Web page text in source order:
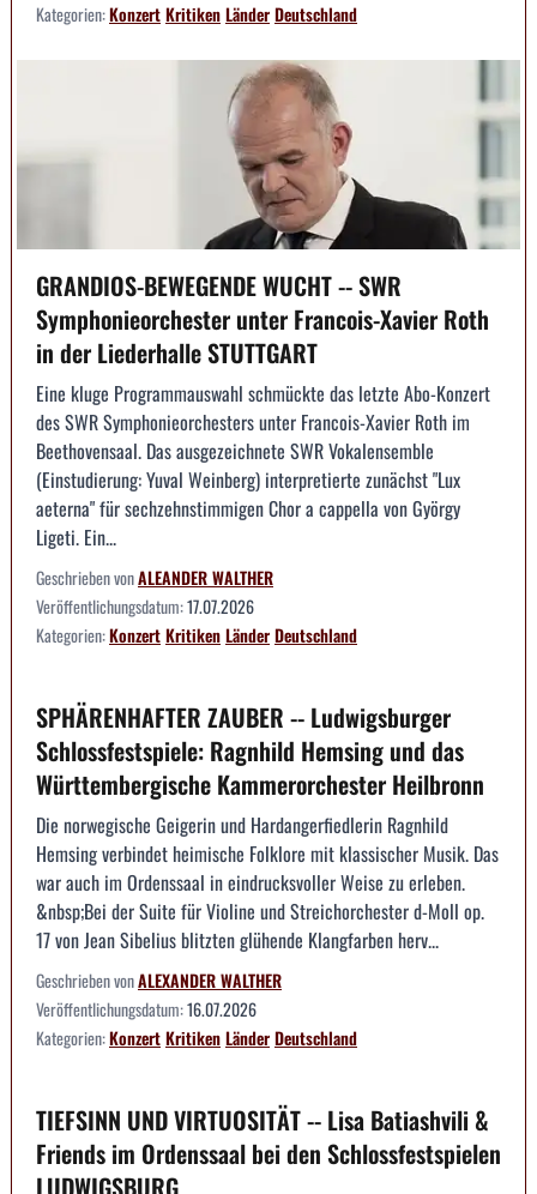
Kategorien:KonzertKritikenLänderDeutschland
GRANDIOS-BEWEGENDE WUCHT -- SWR
Symphonieorchester unter Francois-Xavier Roth
in der Liederhalle STUTTGART
Eine kluge Programmauswahl schmückte das letzte Abo-Konzert
des SWR Symphonieorchesters unter Francois-Xavier Roth im
Beethovensaal. Das ausgezeichnete SWR Vokalensemble
(Einstudierung: Yuval Weinberg) interpretierte zunächst "Lux
aeterna" für sechzehnstimmigen Chor a cappella von György
Ligeti. Ein...
Geschrieben vonALEANDER WALTHER
Veröffentlichungsdatum:17.07.2026
Kategorien:KonzertKritikenLänderDeutschland
SPHÄRENHAFTER ZAUBER -- Ludwigsburger
Schlossfestspiele: Ragnhild Hemsing und das
Württembergische Kammerorchester Heilbronn
Die norwegische Geigerin und Hardangerfiedlerin Ragnhild
Hemsing verbindet heimische Folklore mit klassischer Musik. Das
war auch im Ordenssaal in eindrucksvoller Weise zu erleben.
&nbsp;Bei der Suite für Violine und Streichorchester d-Moll op.
17 von Jean Sibelius blitzten glühende Klangfarben herv...
Geschrieben vonALEXANDER WALTHER
Veröffentlichungsdatum:16.07.2026
Kategorien:KonzertKritikenLänderDeutschland
TIEFSINN UND VIRTUOSITÄT -- Lisa Batiashvili &
Friends im Ordenssaal bei den Schlossfestspielen
LUDWIGSBURG